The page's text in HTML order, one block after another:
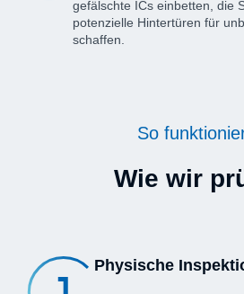
gefälschte ICs einbetten, die
potenzielle Hintertüren für
schaffen.
So
Wie wir
Physische